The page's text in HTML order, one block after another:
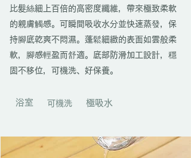
比髮絲細上百倍的高密度纖維，帶來極致柔軟
的親膚觸感。可瞬間吸收水分並快速蒸發，保
持腳底乾爽不悶濕。蓬鬆細緻的表面如雲般柔
軟，腳感輕盈而舒適。底部防滑加工設計，穩
固不移位，可機洗、好保養。
浴室 可機洗 ​極吸水